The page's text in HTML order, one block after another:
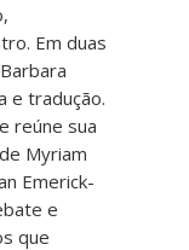
Em duas
e tradução.
reúne sua
Myriam
Emerick-
e
que